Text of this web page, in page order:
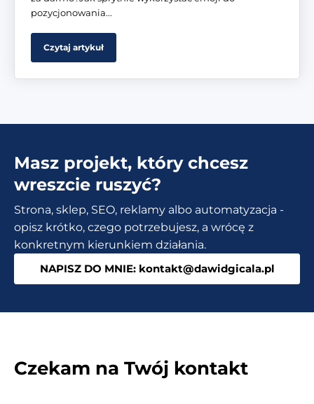
pozycjonowania...
Czytaj artykuł
Masz projekt, który chcesz
wreszcie ruszyć?
Strona, sklep, SEO, reklamy albo automatyzacja -
opisz krótko, czego potrzebujesz, a wrócę z
konkretnym kierunkiem działania.
NAPISZ DO MNIE: kontakt@dawidgicala.pl
Czekam na Twój kontakt